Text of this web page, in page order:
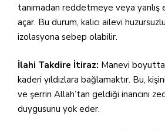
tanımadan reddetmeye veya yanlış
açar. Bu durum, kalıcı ailevi
izolasyona sebep olabilir.
İlahi Takdire İtiraz: Manevi
kaderi yıldızlara bağlamaktır. Bu,
ve şerrin Allah’tan geldiği inancını
duygusunu yok eder.